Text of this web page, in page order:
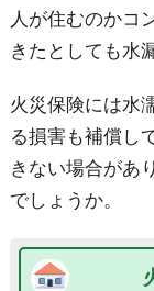
人が住むのかコ
きたとしても水
火災保険には水
る損害も補償し
きない場合があ
でしょうか。